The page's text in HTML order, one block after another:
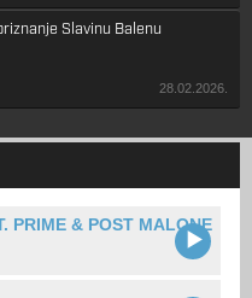
Slavinu Balenu
28.02.2026.
PRIME & POST MALONE